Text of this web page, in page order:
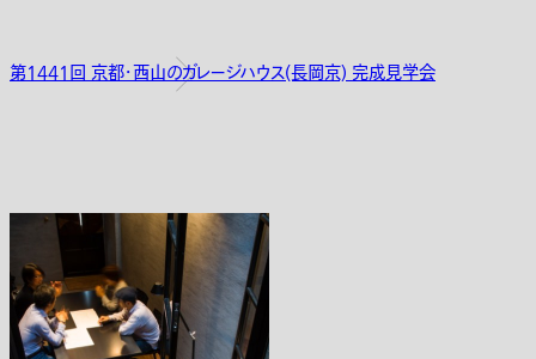
第1441回 京都・西山のガレージハウス(長岡京) 完成見学会